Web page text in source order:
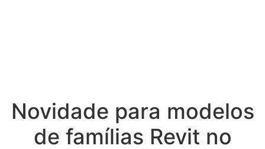
Novidade para modelos
de famílias Revit no